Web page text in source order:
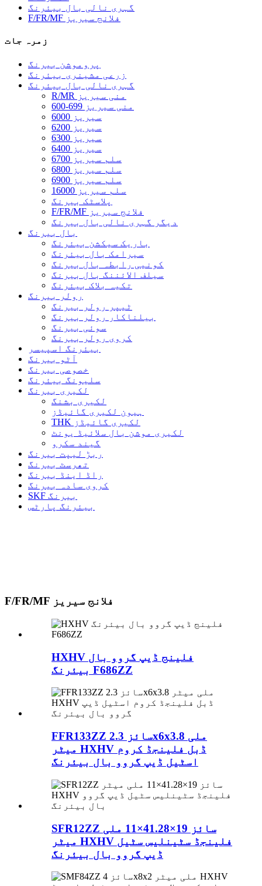
گہری نالی بال بیئرنگ
F/FR/MF فلانج سیریز
زمرہ جات
پروموشن بیرنگ
زرعی مشینری بیئرنگ
گہری نالی بال بیئرنگ
R/MR منی سیریز
600-699 منی سیریز
6000 سیریز
6200 سیریز
6300 سیریز
6400 سیریز
6700 سلم سیریز
6800 سلم سیریز
6900 سلم سیریز
16000 سلم سیریز
پلاسٹک بیرنگ
F/FR/MF فلانج سیریز
دیگر گہری نالی بال بیرنگ
بال بیرنگ
باریک سیکشن بیئرنگ
سیرامک ​​بال بیئرنگ
کونیی رابطہ بال بیرنگ
سیلف الائننگ بال بیرنگ
تکیہ بلاک بیئرنگ
رولر بیرنگ
ٹیپر رولر بیرنگ
بیلناکار رولر بیرنگ
سوئی بیرنگ
کروی رولر بیرنگ
بیئرنگ اسپیسر
آٹو بیرنگ
خصوصی بیرنگ
سلیونگ بیئرنگ
لکیری بیرنگ
لکیری بشنگ
ہیون لکیری گائیڈز
THK لکیری گائیڈز
لکیری موشن بال سلائیڈ یونٹ
گیند سکرو
ربڑ لیپت بیرنگ
تھرسٹ بیرنگ
راڈ اینڈ بیرنگ
کروی سادہ بیرنگ
SKF بیرنگ
بیئرنگ پارٹس
F/FR/MF فلانج سیریز
HXHV فلینج ڈیپ گروو بال
بیئرنگ F686ZZ
FFR133ZZ سائز 2.3x6x3.8 ملی
میٹر HXHV ڈبل فلینجڈ کروم
اسٹیل ڈیپ گروو بال بیئرنگ
SFR12ZZ سائز 19×41.28×11 ملی
میٹر HXHV فلینجڈ سٹینلیس سٹیل
ڈیپ گروو بال بیئرنگ